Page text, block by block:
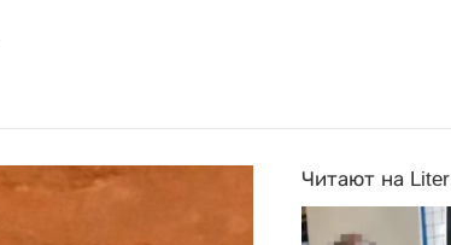
Читают на Liter